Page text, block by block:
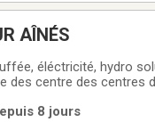
AÎNÉS
éléctricité, hydro
centre des centres
8 jours